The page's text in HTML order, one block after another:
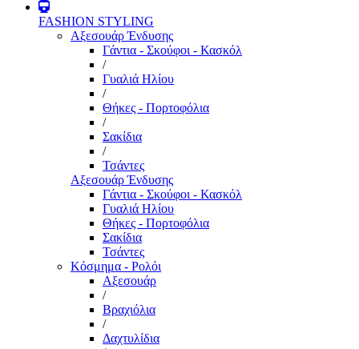
FASHION STYLING
Αξεσουάρ Ένδυσης
Γάντια - Σκούφοι - Κασκόλ
/
Γυαλιά Ηλίου
/
Θήκες - Πορτοφόλια
/
Σακίδια
/
Τσάντες
Αξεσουάρ Ένδυσης
Γάντια - Σκούφοι - Κασκόλ
Γυαλιά Ηλίου
Θήκες - Πορτοφόλια
Σακίδια
Τσάντες
Κόσμημα - Ρολόι
Αξεσουάρ
/
Βραχιόλια
/
Δαχτυλίδια